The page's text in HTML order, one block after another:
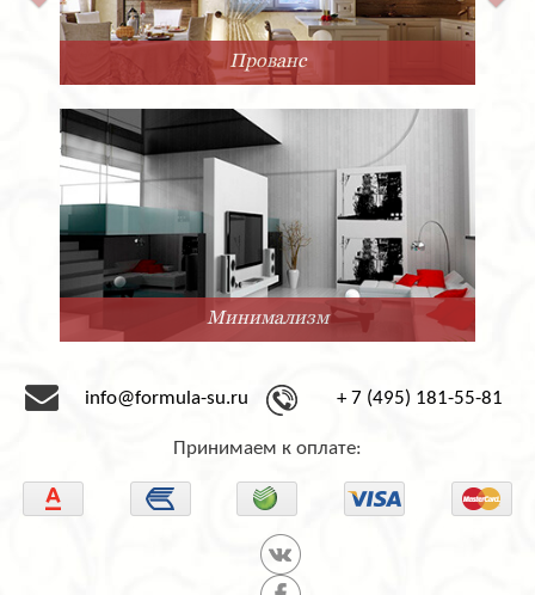
Прованс
Минимализм
info@formula-su.ru + 7 (495) 181-55-81
Принимаем к оплате: